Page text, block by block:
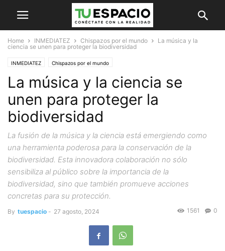
Home INMEDIATEZ Chispazos por el mundo
La música y la
ciencia se unen para proteger la biodiversidad
INMEDIATEZ Chispazos por el mundo
La música y la ciencia se
unen para proteger la
biodiversidad
La fusión de la música y la ciencia está emergiendo como
una herramienta poderosa para la conservación de la
biodiversidad. Esta innovadora colaboración no sólo
sensibiliza al público sobre la importancia de la
biodiversidad, sino que también promueve acciones
concretas para su protección.
By tuespacio - 27 agosto, 2024 0
1561